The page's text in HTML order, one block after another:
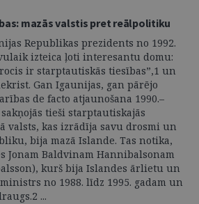
mazās valstis pret reālpolitiku
Republikas prezidents no 1992.
izteica ļoti interesantu domu:
ir starptautiskās tiesības”,1 un
Gan Igaunijas, gan pārējo
de facto atjaunošana 1990.–
tieši starptautiskajās
valsts, kas izrādīja savu drosmi un
bija mazā Islande. Tas notika,
Jonam Baldvinam Hannibalsonam
kurš bija Islandes ārlietu un
no 1988. līdz 1995. gadam un
...